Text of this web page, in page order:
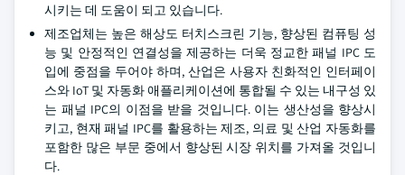
시키는 데 도움이 되고 있습니다.
제조업체는 높은 해상도 터치스크린 기능, 향상된 컴퓨팅 성
능 및 안정적인 연결성을 제공하는 더욱 정교한 패널 IPC 도
입에 중점을 두어야 하며, 산업은 사용자 친화적인 인터페이
스와 IoT 및 자동화 애플리케이션에 통합될 수 있는 내구성 있
는 패널 IPC의 이점을 받을 것입니다. 이는 생산성을 향상시
키고, 현재 패널 IPC를 활용하는 제조, 의료 및 산업 자동화를
포함한 많은 부문 중에서 향상된 시장 위치를 가져올 것입니
다.